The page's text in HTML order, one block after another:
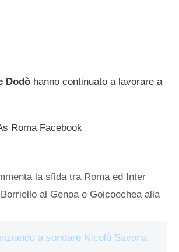
Dodò hanno continuato a lavorare a
Roma Facebook
la sfida tra Roma ed Inter
al Genoa e Goicoechea alla
a sondare Nicolò Savona